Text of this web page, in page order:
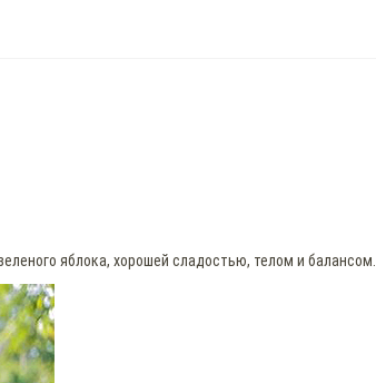
яблока, хорошей сладостью, телом и балансом.